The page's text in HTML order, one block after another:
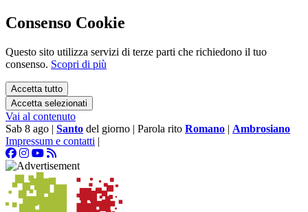
Consenso Cookie
Questo sito utilizza servizi di terze parti che richiedono il tuo
consenso. Scopri di più
Accetta tutto
Accetta selezionati
Vai al contenuto
Sab 8 ago | Santo del giorno | Parola rito Romano | Ambrosiano
Impressum e contatti |